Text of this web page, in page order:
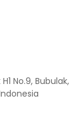
No.9, Bubulak,